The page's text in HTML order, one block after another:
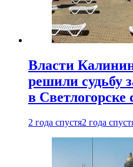
Власти
решили судьбу
в Светлогорске
2 года спустя2 года